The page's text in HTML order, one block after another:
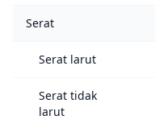
Serat
Serat larut
Serat tidak
larut